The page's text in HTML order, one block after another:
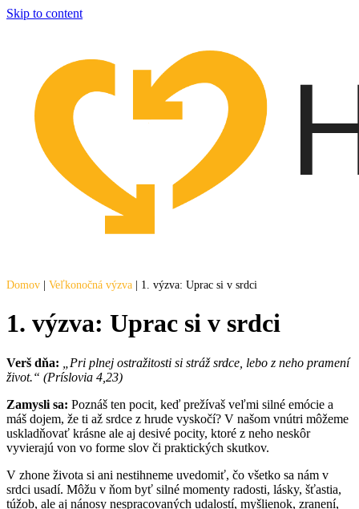
Skip to content
Domov Veľkonočná výzva 1. výzva: Uprac si v srdci
1. výzva: Uprac si v srdci
Verš dňa: „Pri plnej ostražitosti si stráž srdce, lebo z neho pramení
život.“ (Príslovia 4,23)
Zamysli sa: Poznáš ten pocit, keď prežívaš veľmi silné emócie a
máš dojem, že ti až srdce z hrude vyskočí? V našom vnútri môžeme
uskladňovať krásne ale aj desivé pocity, ktoré z neho neskôr
vyvierajú von vo forme slov či praktických skutkov.
V zhone života si ani nestihneme uvedomiť, čo všetko sa nám v
srdci usadí. Môžu v ňom byť silné momenty radosti, lásky, šťastia,
túžob, ale aj nánosy nespracovaných udalostí, myšlienok, zranení,